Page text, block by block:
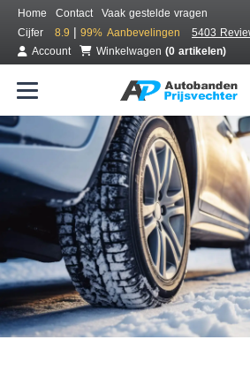
Home Contact
Vaak gestelde vragen
Cijfer
8.9 | 99% Aanbevelingen
5403
Account
Winkelwagen (0 artikelen)
Bestel voordelig
Gratis bezorgd of montage bij jou in
Seizoen: